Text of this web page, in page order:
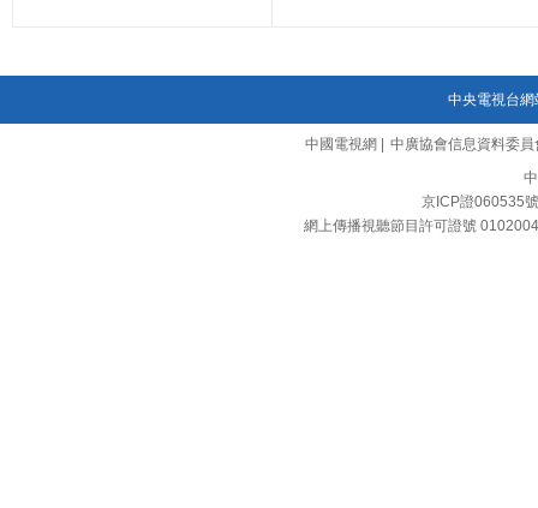
中央電視台網
中國電視網
中廣協會信息資料委員
京ICP證060535
網上傳播視聽節目許可證號